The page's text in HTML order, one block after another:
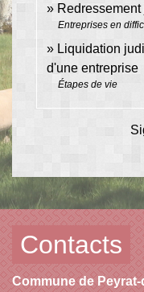
Entreprises en
Liquidation
d'une entreprise
Étapes de vie
Contacts
Commune de